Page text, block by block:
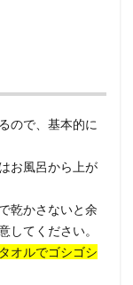
ので、基本的に
お風呂から上が
乾かさないと余
してください。
オルでゴシゴシ